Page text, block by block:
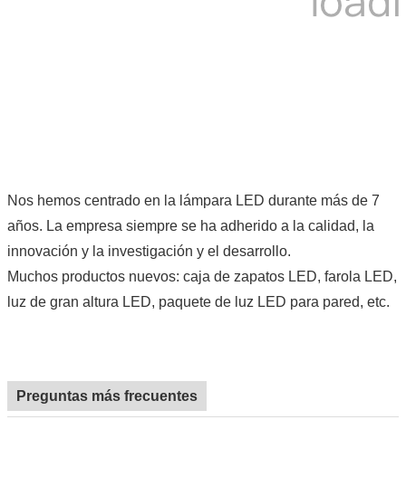
Nos hemos centrado en la lámpara LED durante más de 7
años. La empresa siempre se ha adherido a la calidad, la
innovación y la investigación y el desarrollo.
Muchos productos nuevos: caja de zapatos LED, farola LED,
luz de gran altura LED, paquete de luz LED para pared, etc.
Preguntas más frecuentes